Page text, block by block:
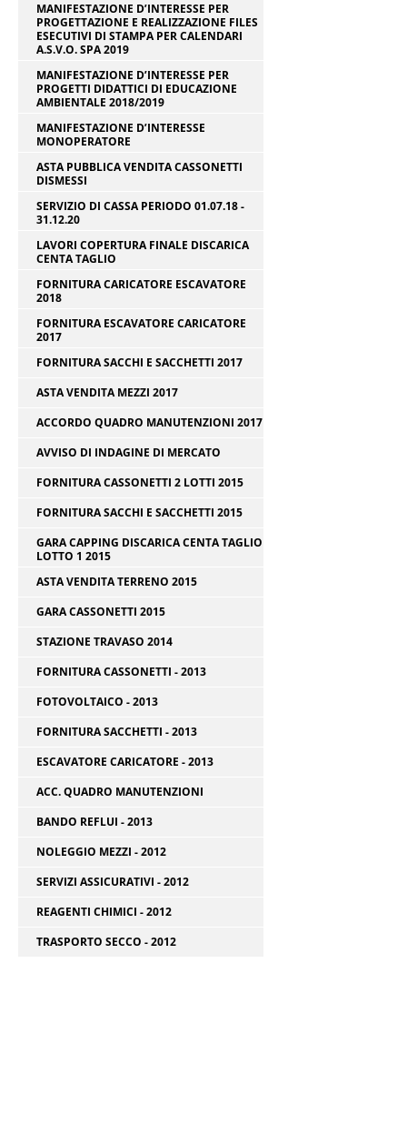
MANIFESTAZIONE D’INTERESSE PER
PROGETTAZIONE E REALIZZAZIONE FILES
ESECUTIVI DI STAMPA PER CALENDARI
A.S.V.O. SPA 2019
MANIFESTAZIONE D’INTERESSE PER
PROGETTI DIDATTICI DI EDUCAZIONE
AMBIENTALE 2018/2019
MANIFESTAZIONE D’INTERESSE
MONOPERATORE
ASTA PUBBLICA VENDITA CASSONETTI
DISMESSI
SERVIZIO DI CASSA PERIODO 01.07.18 -
31.12.20
LAVORI COPERTURA FINALE DISCARICA
CENTA TAGLIO
FORNITURA CARICATORE ESCAVATORE
2018
FORNITURA ESCAVATORE CARICATORE
2017
FORNITURA SACCHI E SACCHETTI 2017
ASTA VENDITA MEZZI 2017
ACCORDO QUADRO MANUTENZIONI 2017
AVVISO DI INDAGINE DI MERCATO
FORNITURA CASSONETTI 2 LOTTI 2015
FORNITURA SACCHI E SACCHETTI 2015
GARA CAPPING DISCARICA CENTA TAGLIO
LOTTO 1 2015
ASTA VENDITA TERRENO 2015
GARA CASSONETTI 2015
STAZIONE TRAVASO 2014
FORNITURA CASSONETTI - 2013
FOTOVOLTAICO - 2013
FORNITURA SACCHETTI - 2013
ESCAVATORE CARICATORE - 2013
ACC. QUADRO MANUTENZIONI
BANDO REFLUI - 2013
NOLEGGIO MEZZI - 2012
SERVIZI ASSICURATIVI - 2012
REAGENTI CHIMICI - 2012
TRASPORTO SECCO - 2012